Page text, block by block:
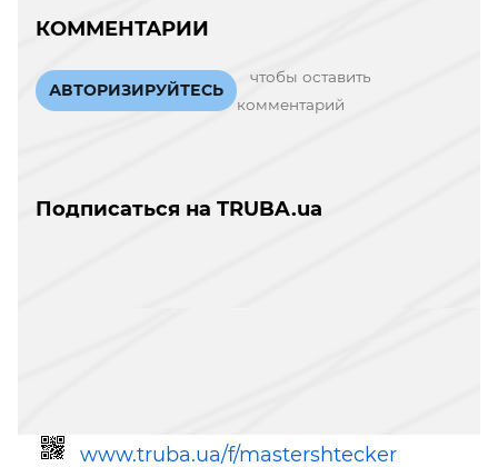
КОММЕНТАРИИ
АВТОРИЗИРУЙТЕСЬ
чтобы оставить
комментарий
Подписаться на TRUBA.ua
www.truba.ua/f/mastershtecker